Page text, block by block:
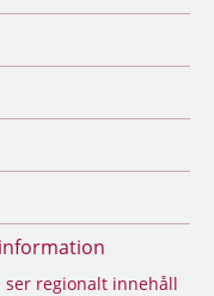
regionalt innehåll